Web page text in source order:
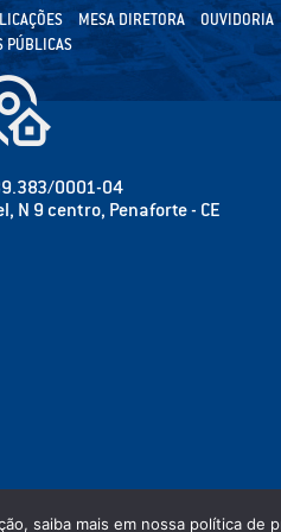
MESA DIRETORA
OUVIDORIA
PÚBLICAS
0001-04
N 9 centro, Penaforte - CE
saiba mais em nossa política de